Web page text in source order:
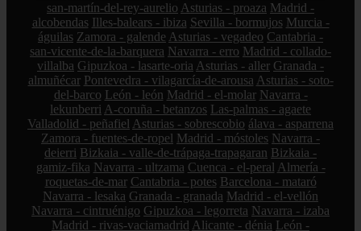
san-martín-del-rey-aurelio Asturias - proaza Madrid -
alcobendas Illes-balears - ibiza Sevilla - bormujos Murcia -
águilas Zamora - galende Asturias - vegadeo Cantabria -
san-vicente-de-la-barquera Navarra - erro Madrid - collado-
villalba Gipuzkoa - lasarte-oria Asturias - aller Granada -
almuñécar Pontevedra - vilagarcía-de-arousa Asturias - soto-
del-barco León - león Madrid - el-molar Navarra -
lekunberri A-coruña - betanzos Las-palmas - agaete
Valladolid - peñafiel Asturias - sobrescobio álava - asparrena
Zamora - fuentes-de-ropel Madrid - móstoles Navarra -
deierri Bizkaia - valle-de-trápaga-trapagaran Bizkaia -
gamiz-fika Navarra - ultzama Cuenca - el-peral Almería -
roquetas-de-mar Cantabria - potes Barcelona - mataró
Navarra - lesaka Granada - granada Madrid - el-vellón
Navarra - cintruénigo Gipuzkoa - legorreta Navarra - izaba
Madrid - rivas-vaciamadrid Alicante - dénia León -